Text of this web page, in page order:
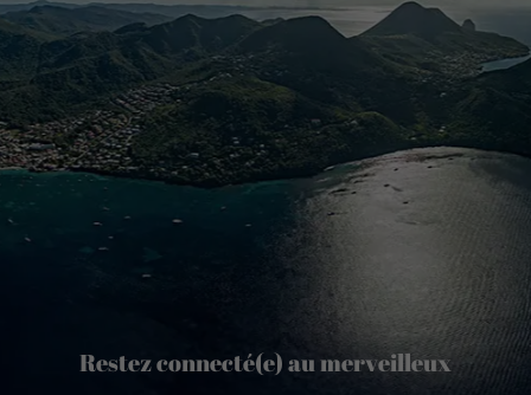
Restez connecté(e) au merveilleux